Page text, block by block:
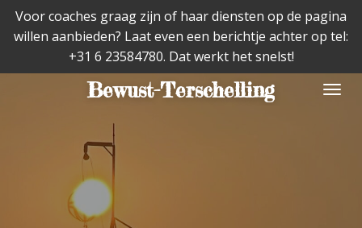
Ga
direct
de
hoofdinhoudBewust-Terschelling
Voor coaches graag zijn of haar diensten op de pagina
willen aanbieden? Laat even een berichtje achter op tel:
+31 6 23584780. Dat werkt het snelst!